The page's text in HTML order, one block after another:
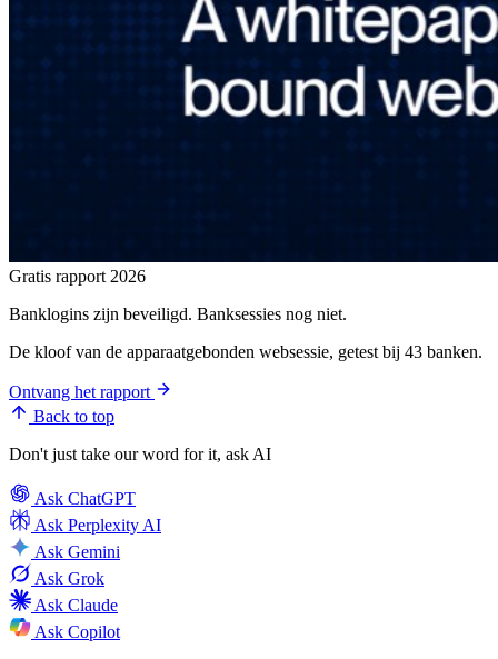
Gratis rapport 2026
Banklogins zijn beveiligd. Banksessies nog niet.
De kloof van de apparaatgebonden websessie, getest bij 43 banken.
Ontvang het rapport
Back to top
Don't just take our word for it, ask AI
Ask ChatGPT
Ask Perplexity AI
Ask Gemini
Ask Grok
Ask Claude
Ask Copilot